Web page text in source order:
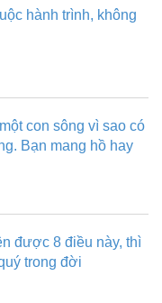
hành trình, không
con sông vì sao có
Bạn mang hồ hay
được 8 điều này, thì
trong đời